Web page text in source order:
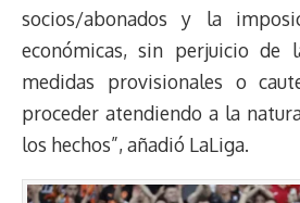
socios/abonados y la
económicas, sin perjuicio de
medidas provisionales o
proceder atendiendo a la
los hechos”, añadió LaLiga.